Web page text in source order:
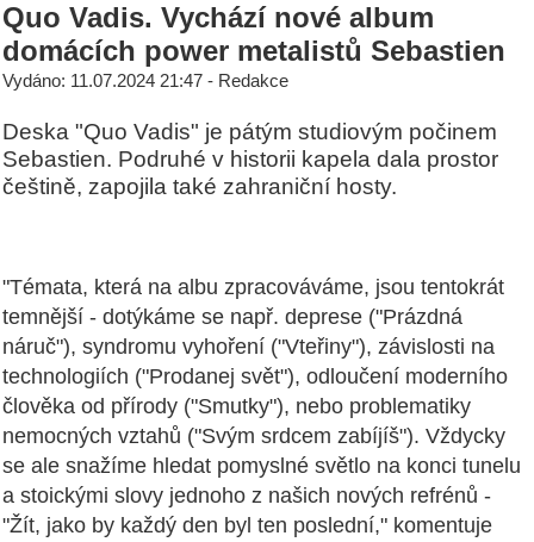
Quo Vadis. Vychází nové album
domácích power metalistů Sebastien
Vydáno: 11.07.2024 21:47 - Redakce
Deska "Quo Vadis" je pátým studiovým počinem
Sebastien. Podruhé v historii kapela dala prostor
češtině, zapojila také zahraniční hosty.
"Témata, která na albu zpracováváme, jsou tentokrát
temnější - dotýkáme se např. deprese ("Prázdná
náruč"), syndromu vyhoření ("Vteřiny"), závislosti na
technologiích ("Prodanej svět"), odloučení moderního
člověka od přírody ("Smutky"), nebo problematiky
nemocných vztahů ("Svým srdcem zabíjíš"). Vždycky
se ale snažíme hledat pomyslné světlo na konci tunelu
a stoickými slovy jednoho z našich nových refrénů -
"Žít, jako by každý den byl ten poslední," komentuje